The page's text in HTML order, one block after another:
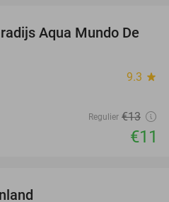
15%
Aqua Mundo De
9.3 star
Regulier €13
€11